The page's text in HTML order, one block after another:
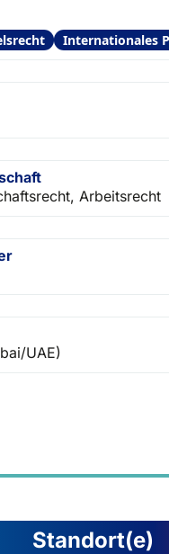
Internationales
Arbeitsrecht
UAE)
Standort(e)